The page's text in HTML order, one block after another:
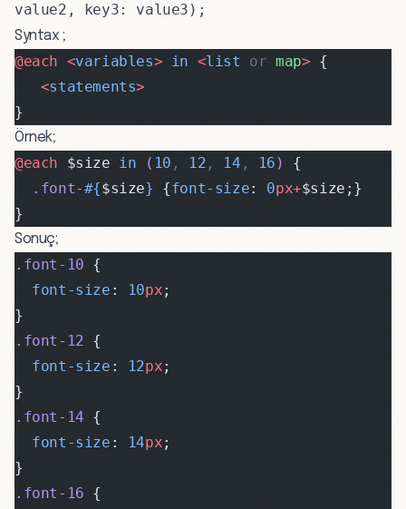
value2, key3: value3);
Syntax ;
@each <variables> in <list or map> {
   <
statements>
}
Örnek;
@each $size in ( 10 , 12 , 14 , 16 )
{
  .font-
#{$size} {font-size: 0px+$size;}
}
Sonuç;
.font-10 {
  font-size
: 10px;
}
.font-12 {
  font-size
: 12px;
}
.font-14 {
  font-size
: 14px;
}
.font-16 {